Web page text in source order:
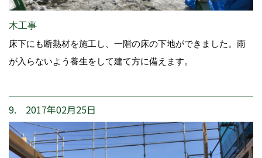
木工事
床下にも断熱材を施工し、一階の床の下地ができました。雨
が入らないよう養生をして建て方に備えます。
9. 2017年02月25日